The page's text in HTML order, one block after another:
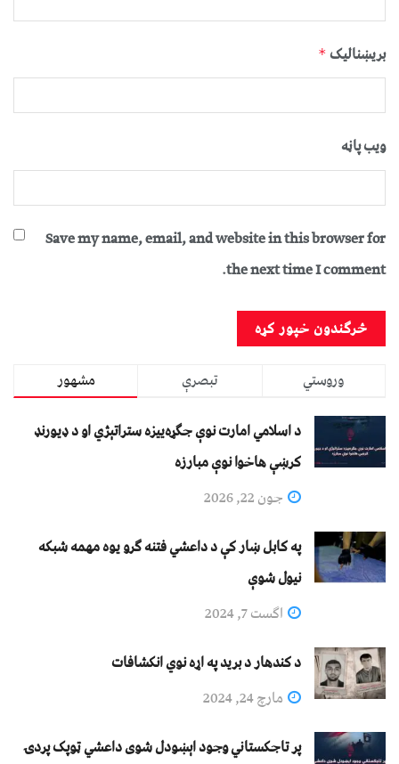
بریښنالیک *
ویب پاڼه
Save my name, email, and website in this browser for
the next time I comment.
مشهور تبصرې
وروستي
د اسلامي امارت نوې جګړه‌ییزه ستراتېژي او د ډیورنډ
کرښې هاخوا نوې مبارزه
جون 22, 2026
په کابل ښار کې د داعشي فتنه ګرو يوه مهمه شبکه
نيول شوې
اگست 7, 2024
د کندهار د برید په اړه نوي انکشافات
مارچ 24, 2024
پر تاجکستاني وجود اېښودل شوی داعشي ټوپک پردۍ